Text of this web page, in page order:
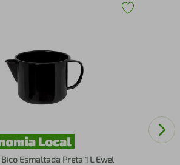
Esmaltada Preta 1 L Ewel